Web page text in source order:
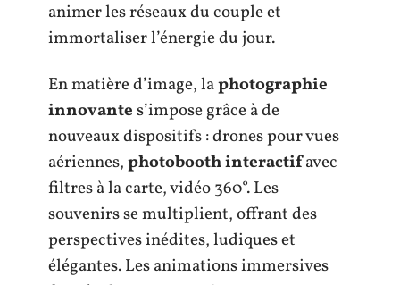
animer les réseaux du couple et
immortaliser l’énergie du jour.
En matière d’image, laphotographie
innovantes’impose grâce à de
nouveaux dispositifs : drones pour vues
aériennes,photobooth interactifavec
filtres à la carte, vidéo 360°. Les
souvenirs se multiplient, offrant des
perspectives inédites, ludiques et
élégantes. Les animations immersives